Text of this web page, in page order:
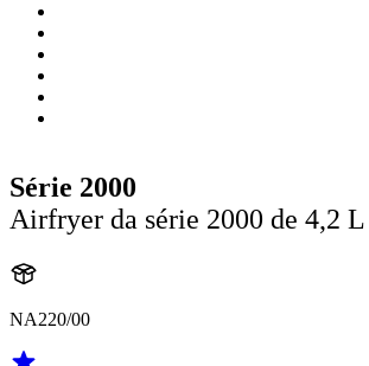
Série 2000
Airfryer da série 2000 de 4,2 L
NA220/00